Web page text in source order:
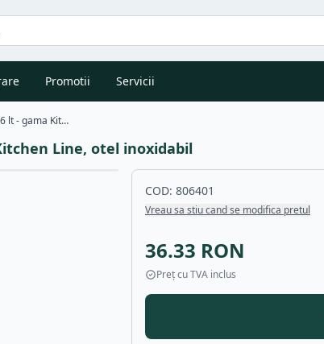
Promotii Servicii
Tava Hendi Gastronorm GN 1/3 20 mm 0.6 lt - gama Kitchen Line, otel inoxidabil
Line, otel inoxidabil
COD: 806401
Vreau sa stiu cand se modifica pretul
36.33 RON
Preț cu TVA inclus